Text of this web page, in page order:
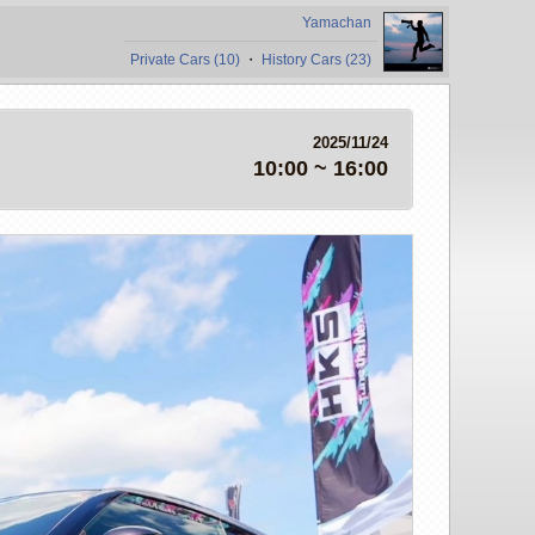
Yamachan
Private Cars (10) ・ History Cars (23)
2025/11/24
10:00 ~ 16:00